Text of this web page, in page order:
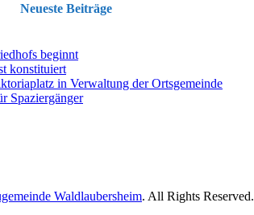
Neueste Beiträge
beginnt
konstituiert
in Verwaltung der Ortsgemeinde
Spaziergänger
Waldlaubersheim. All Rights Reserved.